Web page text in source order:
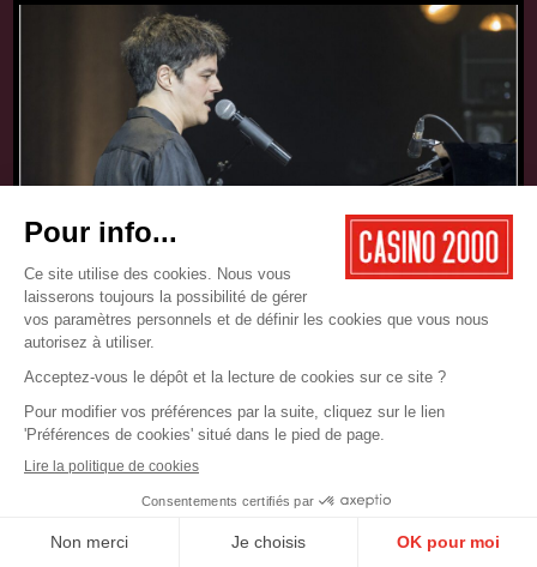
JAMIE CULLUM